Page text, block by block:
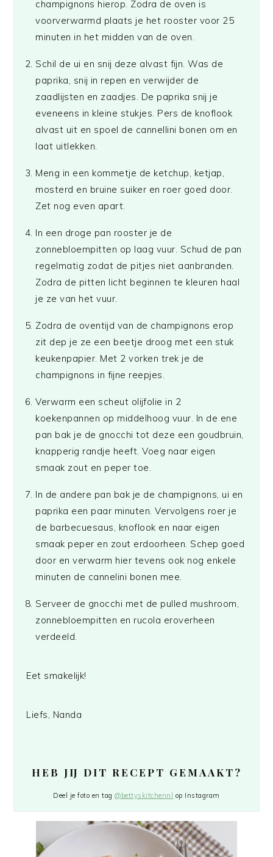
champignons hierop. Zodra de oven is
voorverwarmd plaats je het rooster voor 25
minuten in het midden van de oven.
Schil de ui en snij deze alvast fijn. Was de
paprika, snij in repen en verwijder de
zaadlijsten en zaadjes. De paprika snij je
eveneens in kleine stukjes. Pers de knoflook
alvast uit en spoel de cannellini bonen om en
laat uitlekken.
Meng in een kommetje de ketchup, ketjap,
mosterd en bruine suiker en roer goed door.
Zet nog even apart.
In een droge pan rooster je de
zonnebloempitten op laag vuur. Schud de pan
regelmatig zodat de pitjes niet aanbranden.
Zodra de pitten licht beginnen te kleuren haal
je ze van het vuur.
Zodra de oventijd van de champignons erop
zit dep je ze een beetje droog met een stuk
keukenpapier. Met 2 vorken trek je de
champignons in fijne reepjes.
Verwarm een scheut olijfolie in 2
koekenpannen op middelhoog vuur. In de ene
pan bak je de gnocchi tot deze een goudbruin,
knapperig randje heeft. Voeg naar eigen
smaak zout en peper toe.
In de andere pan bak je de champignons, ui en
paprika een paar minuten. Vervolgens roer je
de barbecuesaus, knoflook en naar eigen
smaak peper en zout erdoorheen. Schep goed
door en verwarm hier tevens ook nog enkele
minuten de cannelini bonen mee.
Serveer de gnocchi met de pulled mushroom,
zonnebloempitten en rucola eroverheen
verdeeld.
Eet smakelijk!
Liefs, Nanda
HEB JIJ DIT RECEPT GEMAAKT?
Deel je foto en tag@bettyskitchennl op Instagram